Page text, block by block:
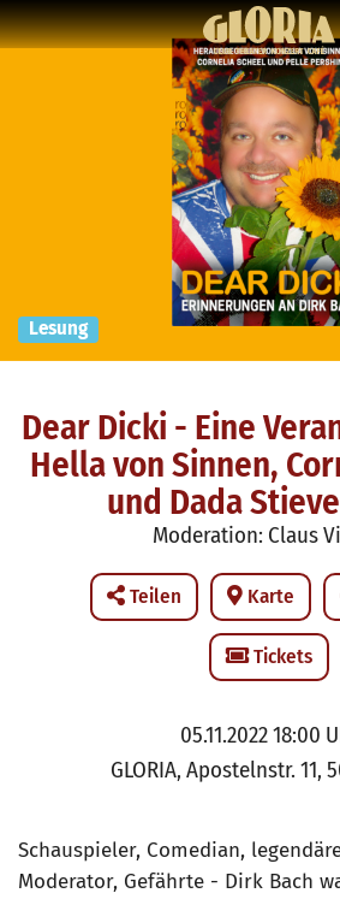
Lesung
Dear Dicki - Eine
Hella von Sinnen,
und Dada
Moderation: Claus
Teilen Karte
Tickets
05.11.2022 18:00
GLORIA, Apostelnstr. 11,
Schauspieler, Comedian,
Moderator, Gefährte - Dirk Bach